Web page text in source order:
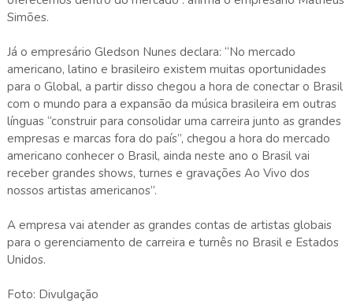
Simões.
Já o empresário Gledson Nunes declara: “No mercado
americano, latino e brasileiro existem muitas oportunidades
para o Global, a partir disso chegou a hora de conectar o Brasil
com o mundo para a expansão da música brasileira em outras
línguas “construir para consolidar uma carreira junto as grandes
empresas e marcas fora do país”, chegou a hora do mercado
americano conhecer o Brasil, ainda neste ano o Brasil vai
receber grandes shows, turnes e gravações Ao Vivo dos
nossos artistas americanos”.
A empresa vai atender as grandes contas de artistas globais
para o gerenciamento de carreira e turnês no Brasil e Estados
Unidos.
Foto: Divulgação